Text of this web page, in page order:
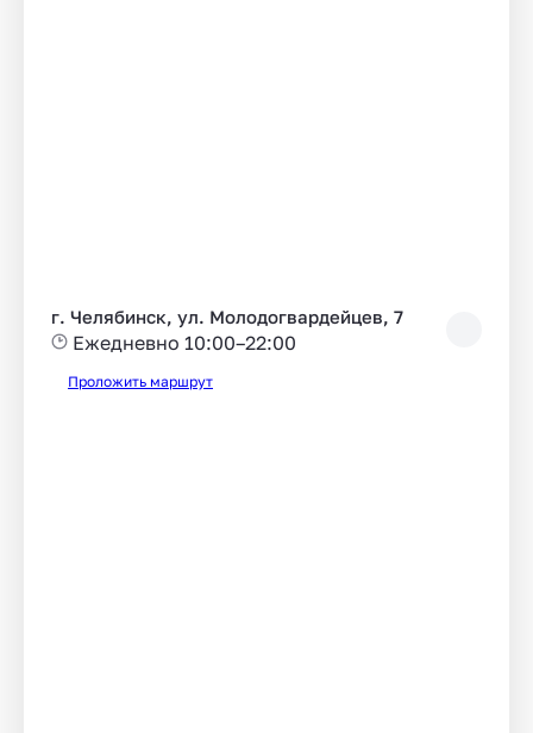
г. Челябинск, ул. Молодогвардейцев, 7
Ежедневно 10:00–22:00
Проложить маршрут